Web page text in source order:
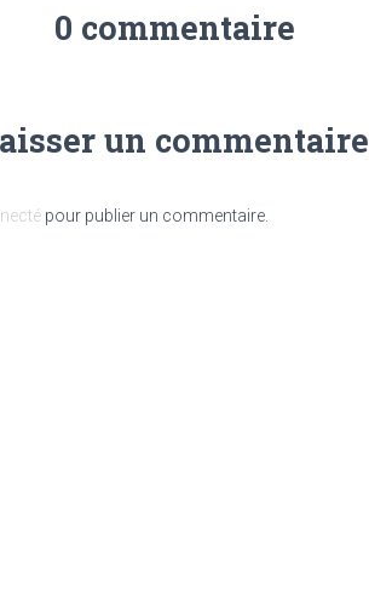
0 commentaire
un commentaire
pour publier un commentaire.